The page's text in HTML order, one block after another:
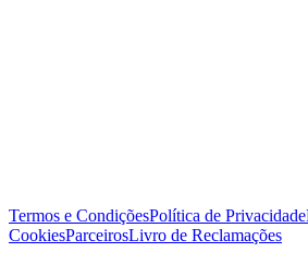
Termos e CondiçõesPolítica de Privacidade
CookiesParceirosLivro de Reclamações